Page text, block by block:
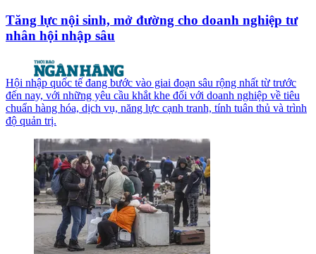
Tăng lực nội sinh, mở đường cho doanh nghiệp tư
nhân hội nhập sâu
Hội nhập quốc tế đang bước vào giai đoạn sâu rộng nhất từ trước
đến nay, với những yêu cầu khắt khe đối với doanh nghiệp về tiêu
chuẩn hàng hóa, dịch vụ, năng lực cạnh tranh, tính tuân thủ và trình
độ quản trị.